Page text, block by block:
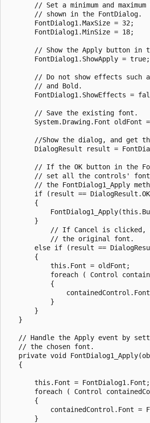
// Set a minimum and maximum
       // shown in the FontDialog.
       FontDialog1.MaxSize = 32;
       FontDialog1.MinSize = 18;
// Show the Apply button in
       FontDialog1.ShowApply = true;
// Do not show effects such
       // and Bold.
FontDialog1.ShowEffects =
       // Save the existing font.
System.Drawing.Font oldFont
//Show the dialog, and get
DialogResult result =
// If the OK button in the
// set all the controls'
// the FontDialog1_Apply
if (result ==
       {
       }
// If Cancel is clicked,
           // the original font.
else if (result ==
       {
           this.Font = oldFont;
foreach ( Control
           {
           }
       }
   }
// Handle the Apply event by
   // the chosen font.
private void
   {
       this.Font = FontDialog1.Font;
foreach ( Control
       {
containedControl.Font =
       }